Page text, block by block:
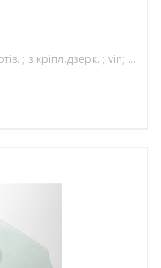
Примітка: зел.; кріп.датч.волог./світл./запотів. ; з кріпл.дзерк. ; vin; з молд.; акуст; 1598*942